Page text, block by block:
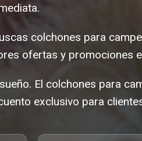
colchones para
ofertas y promociones
El colchones para
exclusivo para